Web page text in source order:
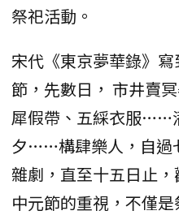
祭祀活動。
宋代《東京夢華錄》
節，先數日， 市井賣
犀假帶、五綵衣服……
夕……構肆樂人，自過
雜劇，直至十五日止
中元節的重視，不僅